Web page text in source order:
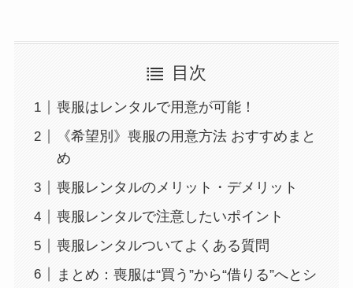
目次
喪服はレンタルで用意が可能！
《希望別》喪服の用意方法 おすすめまと
め
喪服レンタルのメリット・デメリット
喪服レンタルで注意したいポイント
喪服レンタルついてよくある質問
まとめ：喪服は“買う”から“借りる”へとシ